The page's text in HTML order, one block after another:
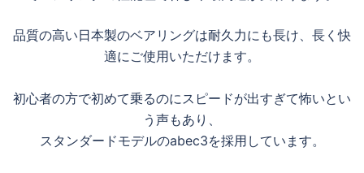
品質の高い日本製のベアリングは耐久力にも長け、長く快
適にご使用いただけます。
初心者の方で初めて乗るのにスピードが出すぎて怖いとい
う声もあり、
スタンダードモデルのabec3を採用しています。